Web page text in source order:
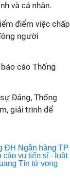
và cá nhân.
điểm việc chấp
người
cáo Thống
Đảng, Thống
giải trình để